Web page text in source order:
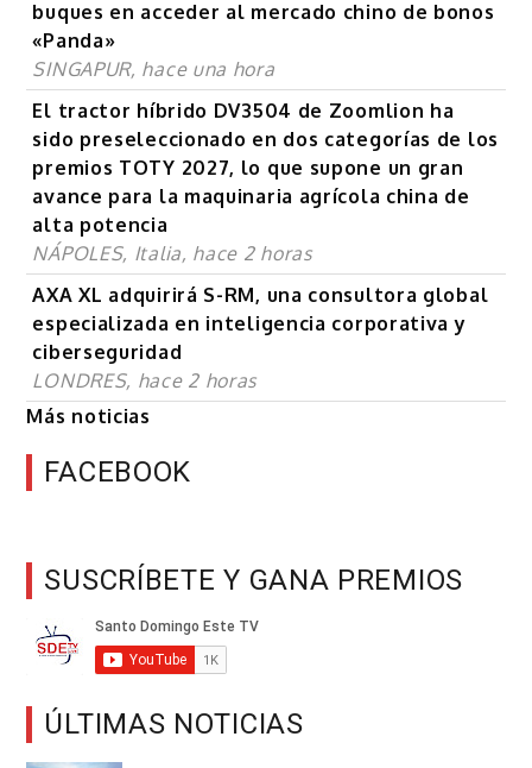
buques en acceder al mercado chino de bonos
«Panda»
SINGAPUR, hace una hora
El tractor híbrido DV3504 de Zoomlion ha
sido preseleccionado en dos categorías de los
premios TOTY 2027, lo que supone un gran
avance para la maquinaria agrícola china de
alta potencia
NÁPOLES, Italia, hace 2 horas
AXA XL adquirirá S-RM, una consultora global
especializada en inteligencia corporativa y
ciberseguridad
LONDRES, hace 2 horas
Más noticias
FACEBOOK
SUSCRÍBETE Y GANA PREMIOS
ÚLTIMAS NOTICIAS